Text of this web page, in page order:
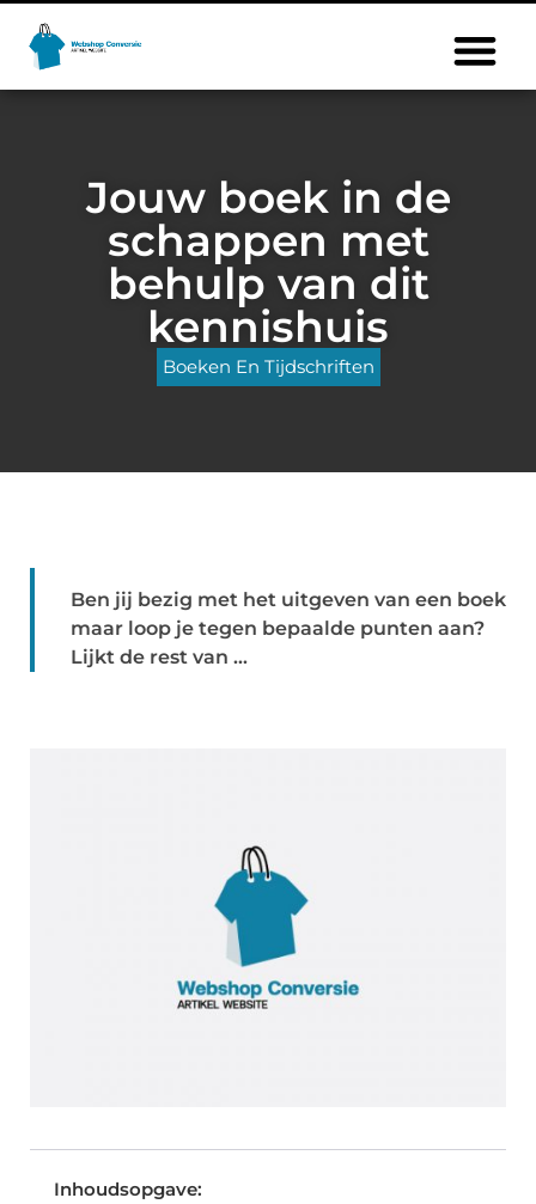
Jouw boek in de
schappen met
behulp van dit
kennishuis
Boeken En Tijdschriften
Ben jij bezig met het uitgeven van een boek
maar loop je tegen bepaalde punten aan?
Lijkt de rest van ...
Inhoudsopgave: